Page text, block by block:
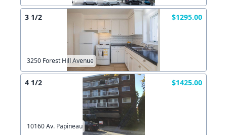
3 1/2 $1295.00
3250 Forest Hill Avenue
4 1/2 $1425.00
10160 Av. Papineau